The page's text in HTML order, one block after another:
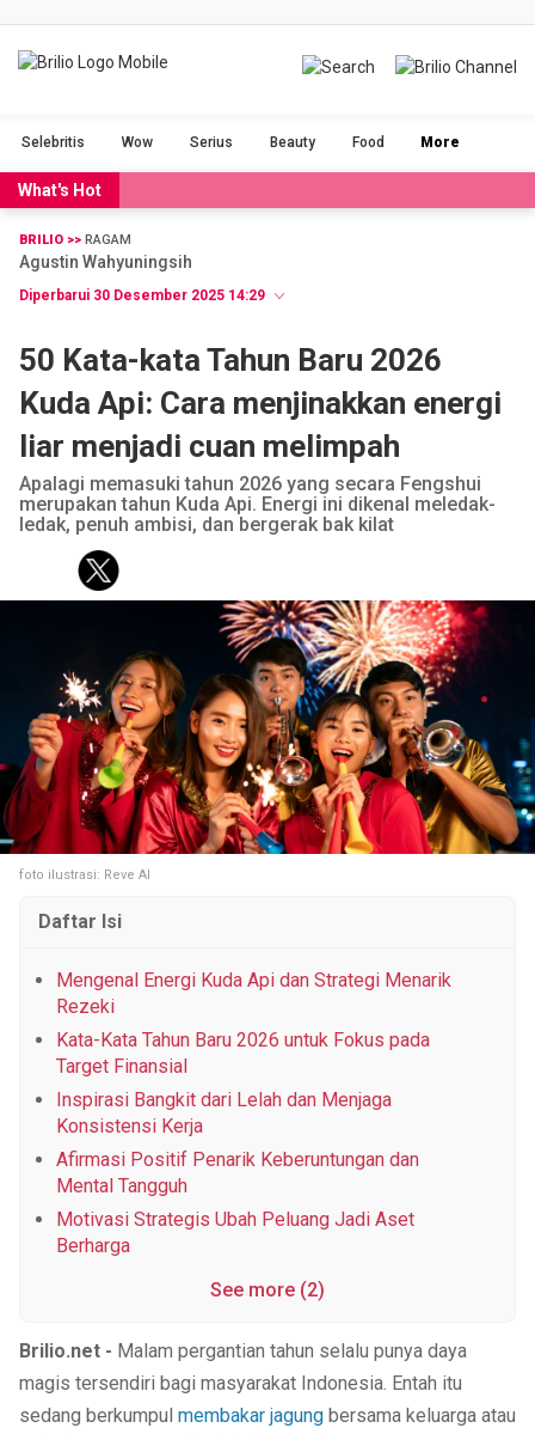
Selebritis Wow Serius Beauty Food More
CINTA NGAKAK
OLAHRAGA POPULAR
SERIUS STORIES
VIDEO RAGAM
PERSONAL FINANCE
PESTA BOLA
Tentang Brilio Iklan Hak Cipta
Kode Etik
Kontak
Privasi Karir Site Map
© 2026 Brilio.net KLY KapanLagi Youniverse All Right Reserved
What's Hot
BRILIO >> RAGAM
Agustin Wahyuningsih
Diperbarui 30 Desember 2025 14:29
50 Kata-kata Tahun Baru 2026
Kuda Api: Cara menjinakkan energi
liar menjadi cuan melimpah
Apalagi memasuki tahun 2026 yang secara Fengshui
merupakan tahun Kuda Api. Energi ini dikenal meledak-
ledak, penuh ambisi, dan bergerak bak kilat
foto ilustrasi: Reve AI
Daftar Isi
Mengenal Energi Kuda Api dan Strategi Menarik
Rezeki
Kata-Kata Tahun Baru 2026 untuk Fokus pada
Target Finansial
Inspirasi Bangkit dari Lelah dan Menjaga
Konsistensi Kerja
Afirmasi Positif Penarik Keberuntungan dan
Mental Tangguh
Motivasi Strategis Ubah Peluang Jadi Aset
Berharga
See more (2)
Brilio.net - Malam pergantian tahun selalu punya daya
magis tersendiri bagi masyarakat Indonesia. Entah itu
sedang berkumpul membakar jagungbersama keluarga atau